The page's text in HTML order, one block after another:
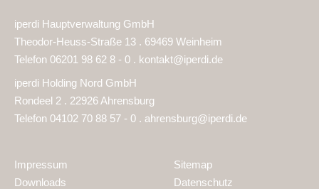
iperdi Hauptverwaltung GmbH
Theodor-Heuss-Straße 13 . 69469 Weinheim
Telefon 06201 98 62 8 - 0 . kontakt@iperdi.de
iperdi Holding Nord GmbH
Rondeel 2 . 22926 Ahrensburg
Telefon 04102 70 88 57 - 0 . ahrensburg@iperdi.de
Impressum
Downloads
Sitemap
Datenschutz